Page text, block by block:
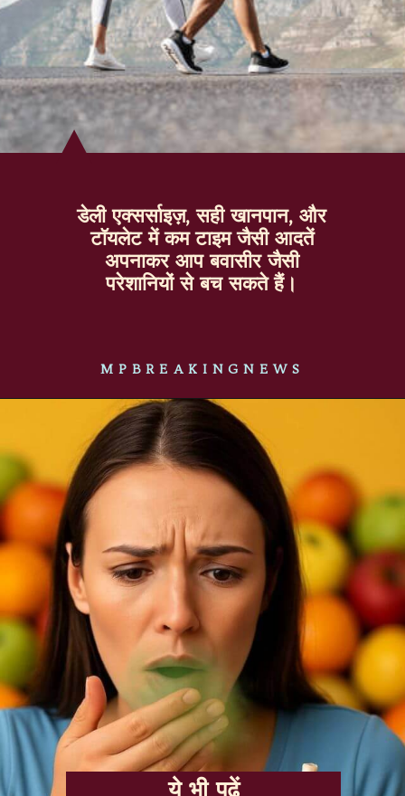
MPBREAKINGNEWS
डेली एक्सर्साइज़, सही खानपान, और
टॉयलेट में कम टाइम जैसी आदतें
अपनाकर आप बवासीर जैसी
परेशानियों से बच सकते हैं।
ये भी पढ़ें